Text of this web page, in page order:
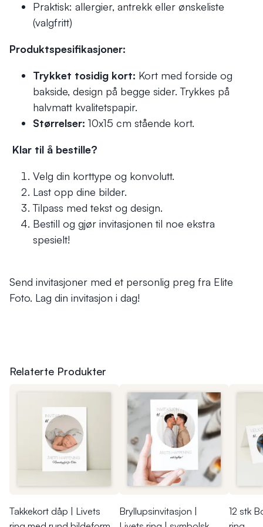
Praktisk: allergier, antrekk eller ønskeliste
(valgfritt)
Produktspesifikasjoner:
Trykket tosidig kort: Kort med forside og
bakside, design på begge sider. Trykkes på
halvmatt kvalitetspapir.
Størrelser: 10x15 cm stående kort.
Klar til å bestille?
Velg din korttype og konvolutt.
Last opp dine bilder.
Tilpass med tekst og design.
Bestill og gjør invitasjonen til noe ekstra
spesielt!
Send invitasjoner med et personlig preg fra Elite
Foto. Lag din invitasjon i dag!
Relaterte Produkter
Takkekort dåp | Livets
Bryllupsinvitasjon |
12 stk